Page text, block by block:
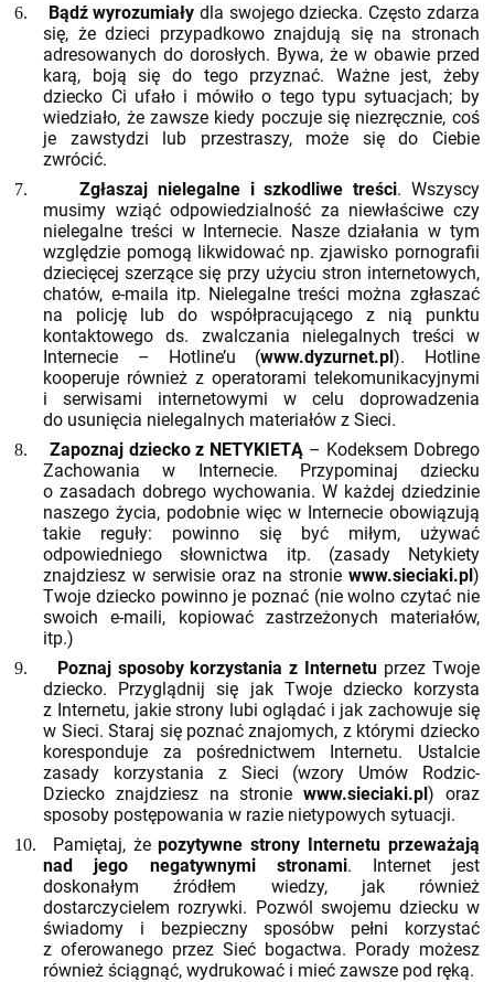
6. Bądź wyrozumiały dla swojego dziecka. Często zdarza
się, że dzieci przypadkowo znajdują się na stronach
adresowanych do dorosłych. Bywa, że w obawie przed
karą, boją się do tego przyznać. Ważne jest, żeby
dziecko Ci ufało i mówiło o tego typu sytuacjach; by
wiedziało, że zawsze kiedy poczuje się niezręcznie, coś
je zawstydzi lub przestraszy, może się do Ciebie
zwrócić.
7. Zgłaszaj nielegalne i szkodliwe treści. Wszyscy
musimy wziąć odpowiedzialność za niewłaściwe czy
nielegalne treści w Internecie. Nasze działania w tym
względzie pomogą likwidować np. zjawisko pornografii
dziecięcej szerzące się przy użyciu stron internetowych,
chatów, e-maila itp. Nielegalne treści można zgłaszać
na policję lub do współpracującego z nią punktu
kontaktowego ds. zwalczania nielegalnych treści w
Internecie – Hotline’u (www.dyzurnet.pl). Hotline
kooperuje również z operatorami telekomunikacyjnymi
i serwisami internetowymi w celu doprowadzenia
do usunięcia nielegalnych materiałów z Sieci.
8. Zapoznaj dziecko z NETYKIETĄ – Kodeksem Dobrego
Zachowania w Internecie. Przypominaj dziecku
o zasadach dobrego wychowania. W każdej dziedzinie
naszego życia, podobnie więc w Internecie obowiązują
takie reguły: powinno się być miłym, używać
odpowiedniego słownictwa itp. (zasady Netykiety
znajdziesz w serwisie oraz na stronie www.sieciaki.pl)
Twoje dziecko powinno je poznać (nie wolno czytać nie
swoich e-maili, kopiować zastrzeżonych materiałów,
itp.)
9. Poznaj sposoby korzystania z Internetu przez Twoje
dziecko. Przyglądnij się jak Twoje dziecko korzysta
z Internetu, jakie strony lubi oglądać i jak zachowuje się
w Sieci. Staraj się poznać znajomych, z którymi dziecko
koresponduje za pośrednictwem Internetu. Ustalcie
zasady korzystania z Sieci (wzory Umów Rodzic-
Dziecko znajdziesz na stroniewww.sieciaki.pl) oraz
sposoby postępowania w razie nietypowych sytuacji.
10. Pamiętaj, żepozytywne strony Internetu przeważają
nad jego negatywnymi stronami. Internet jest
doskonałym źródłem wiedzy, jak również
dostarczycielem rozrywki. Pozwól swojemu dziecku w
świadomy i bezpieczny sposóbw pełni korzystać
z oferowanego przez Sieć bogactwa. Porady możesz
również ściągnąć, wydrukować i mieć zawsze pod ręką.